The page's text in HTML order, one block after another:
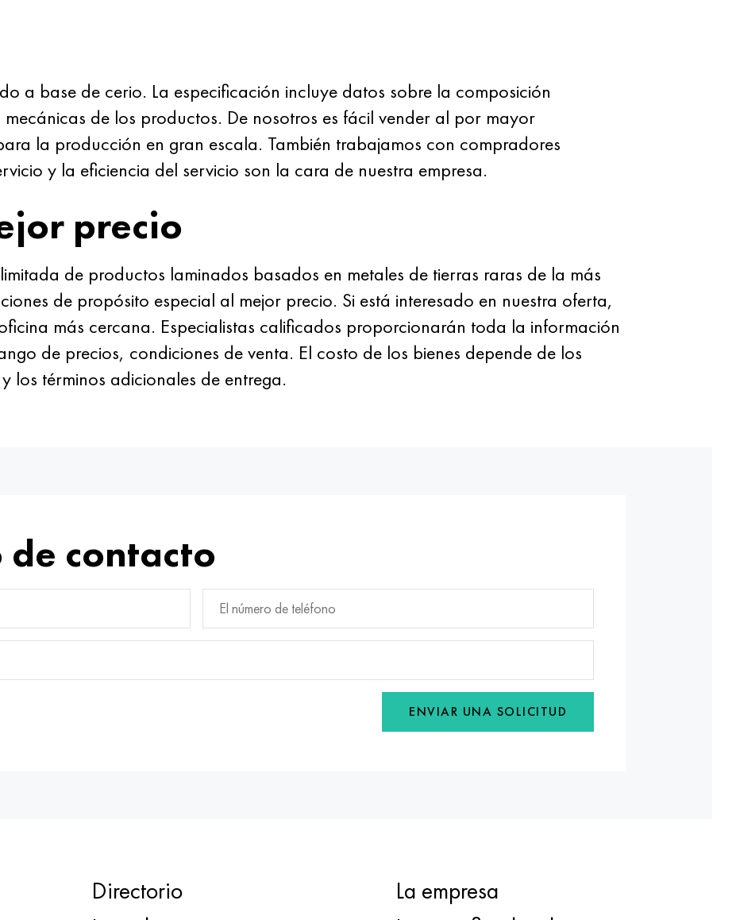
a base de cerio. La especificación incluye datos sobre la composición
de los productos. De nosotros es fácil vender al por mayor
la producción en gran escala. También trabajamos con compradores
y la eficiencia del servicio son la cara de nuestra empresa.
precio
de productos laminados basados en metales de tierras raras de la más
de propósito especial al mejor precio. Si está interesado en nuestra oferta,
más cercana. Especialistas calificados proporcionarán toda la información
de precios, condiciones de venta. El costo de los bienes depende de los
los términos adicionales de entrega.
contacto
ENVIAR UNA SOLICITUD
Directorio
La empresa